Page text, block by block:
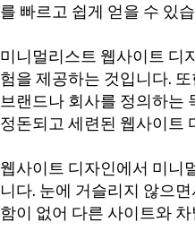
를 빠르고 쉽게 얻을 수 있
미니멀리스트 웹사이트 디
험을 제공하는 것입니다.
브랜드나 회사를 정의하는
정돈되고 세련된 웹사이트
웹사이트 디자인에서 미니
니다. 눈에 거슬리지 않으
함이 없어 다른 사이트와